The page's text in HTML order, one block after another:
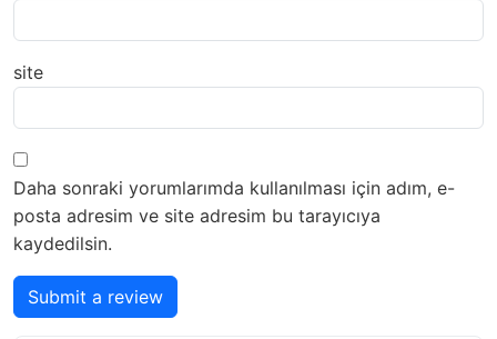
site
Daha sonraki yorumlarımda kullanılması için adım, e-
posta adresim ve site adresim bu tarayıcıya
kaydedilsin.
Submit a review